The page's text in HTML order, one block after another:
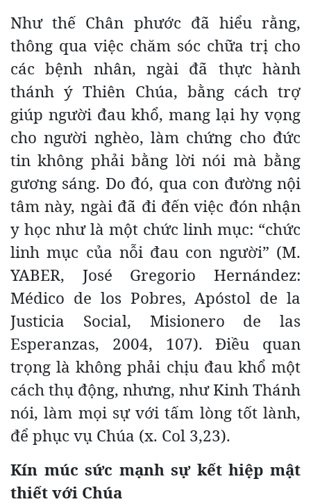
Như thế Chân phước đã hiểu rằng,
thông qua việc chăm sóc chữa trị cho
các bệnh nhân, ngài đã thực hành
thánh ý Thiên Chúa, bằng cách trợ
giúp người đau khổ, mang lại hy vọng
cho người nghèo, làm chứng cho đức
tin không phải bằng lời nói mà bằng
gương sáng. Do đó, qua con đường nội
tâm này, ngài đã đi đến việc đón nhận
y học như là một chức linh mục: “chức
linh mục của nỗi đau con người” (M.
YABER, José Gregorio Hernández:
Médico de los Pobres, Apóstol de la
Justicia Social, Misionero de las
Esperanzas, 2004, 107). Điều quan
trọng là không phải chịu đau khổ một
cách thụ động, nhưng, như Kinh Thánh
nói, làm mọi sự với tấm lòng tốt lành,
để phục vụ Chúa (x. Col 3,23).
Kín múc sức mạnh sự kết hiệp mật
thiết với Chúa